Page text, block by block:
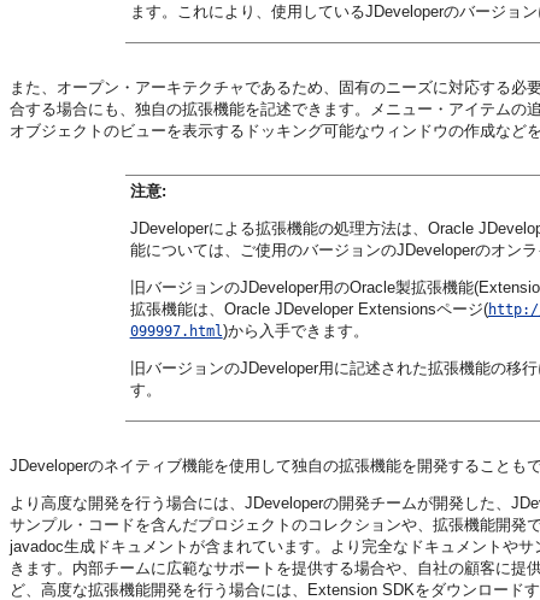
ます。これにより、使用しているJDeveloperのバージョ
また、オープン・アーキテクチャであるため、固有のニーズに対応する
合する場合にも、独自の拡張機能を記述できます。メニュー・アイテムの
オブジェクトのビューを表示するドッキング可能なウィンドウの作成など
注意:
JDeveloperによる拡張機能の処理方法は、 Oracle
能については、ご使用のバージョンのJDeveloperのオン
旧バージョンのJDeveloper用のOracle製拡張機能
拡張機能は、 Oracle JDeveloperExtensionsページ(http://
099997.html)から入手できます。
旧バージョンのJDeveloper用に記述された拡張機能の移
す。
JDeveloperのネイティブ機能を使用して独自の拡張機能を開発することも
より高度な開発を行う場合には、 JDeveloperの開発チームが開発した、
サンプル・コードを含んだプロジェクトのコレクションや、拡張機能開
javadoc生成ドキュメントが含まれています。より完全なドキュメントや
きます。内部チームに広範なサポートを提供する場合や、自社の顧客に
ど、高度な拡張機能開発を行う場合には、Extension SDKをダウンロード